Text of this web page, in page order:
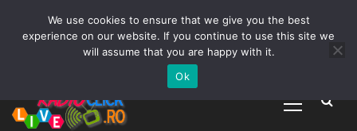
Promovare Artisti noi
Vrei sa fii DJ?
Menu
We use cookies to ensure that we give you the best
experience on our website. If you continue to use this site we
will assume that you are happy with it.
Ok